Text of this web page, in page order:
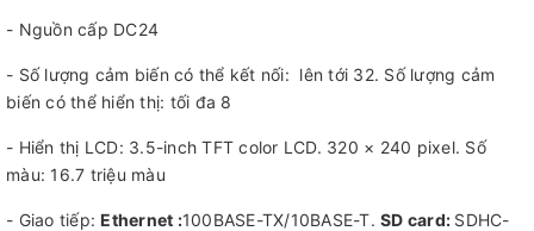
- Nguồn cấp DC24
- Số lượng cảm biến có thể kết nối: lên tới 32. Số lượng cảm
biến có thể hiển thị: tối đa 8
- Hiển thị LCD: 3.5-inch TFT color LCD. 320 × 240 pixel. Số
màu: 16.7 triệu màu
- Giao tiếp:Ethernet :100BASE-TX/10BASE-T. SD card: SDHC-